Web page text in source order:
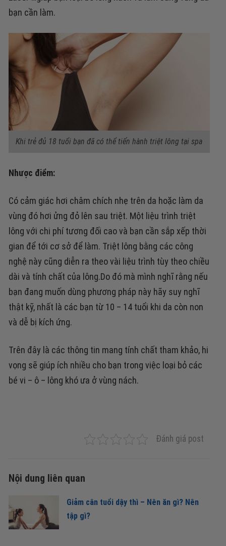
bạn cần làm.
Khi trẻ đủ 18 tuổi bạn đã có thể tiến hành triệt lông tại spa
Nhược điểm:
Có cảm giác hơi châm chích nhẹ trên da hoặc làm da
vùng đó hơi ửng đỏ lên sau triệt. Một liệu trình triệt
lông với chi phí tương đối cao và bạn cần sắp xếp thời
gian để tới cơ sở để làm. Triệt lông bằng các công
nghệ này cũng diễn ra theo vài liệu trình tùy theo chiều
dài và tính chất của lông.Do đó mà mình nghĩ rằng nếu
bạn đang muốn dùng phương pháp này hãy suy nghĩ
thật kỹ, nhất là các bạn từ 10 – 14 tuổi khi da còn non
và dễ bị kích ứng.
Trên đây là các thông tin mang tính chất tham khảo, hi
vọng sẽ giúp ích nhiều cho bạn trong việc loại bỏ các
bé vi – ô – lông khó ưa ở vùng nách.
Đánh giá post
Nội dung liên quan
Giảm cân tuổi dậy thì – Nên ăn gì? Nên
tập gì?